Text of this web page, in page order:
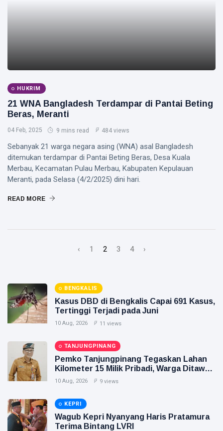
HUKRIM
21 WNA Bangladesh Terdampar di Pantai Beting
Beras, Meranti
04 Feb, 2025 9 mins read 484 views
Sebanyak 21 warga negara asing (WNA) asal Bangladesh
ditemukan terdampar di Pantai Beting Beras, Desa Kuala
Merbau, Kecamatan Pulau Merbau, Kabupaten Kepulauan
Meranti, pada Selasa (4/2/2025) dini hari.
READ MORE
‹ 1 2 3 4 ›
BENGKALIS
Kasus DBD di Bengkalis Capai 691 Kasus,
Tertinggi Terjadi pada Juni
10 Aug, 2026 11 views
TANJUNGPINANG
Pemko Tanjungpinang Tegaskan Lahan
Kilometer 15 Milik Pribadi, Warga Ditawari
Relokasi
10 Aug, 2026 9 views
KEPRI
Wagub Kepri Nyanyang Haris Pratamura
Terima Bintang LVRI